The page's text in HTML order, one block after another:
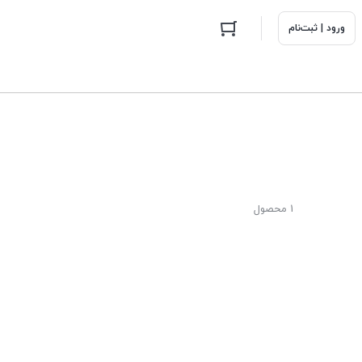
ورود | ثبت‌نام
1 محصول